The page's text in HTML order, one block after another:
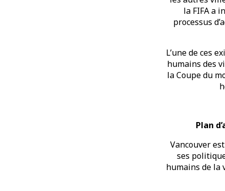
la FIFA a
processus
L’une de ces
humains des
la Coupe du
Plan
Vancouver
ses
humains de la